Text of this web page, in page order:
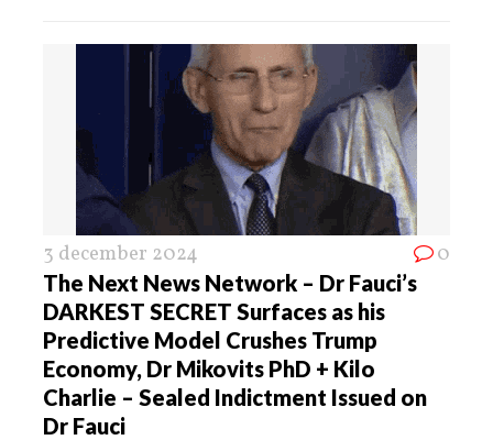
3 december 2024 0
The Next News Network – Dr Fauci’s
DARKEST SECRET Surfaces as his
Predictive Model Crushes Trump
Economy, Dr Mikovits PhD + Kilo
Charlie – Sealed Indictment Issued on
Dr Fauci